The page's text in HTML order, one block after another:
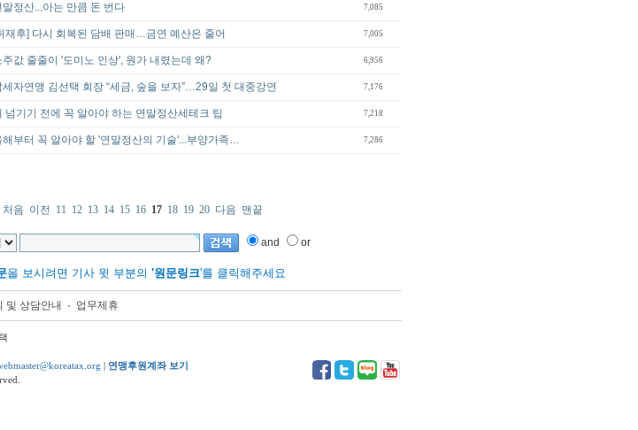
말정산...아는 만큼 돈 번다 7,085
재후] 다시 회복된 담배 판매…금연 예산은 줄어 7,005
주값 줄줄이 '도미노 인상', 원가 내렸는데 왜? 6,956
세자연맹 김선택 회장 “세금, 숲을 보자”…29일 첫 대중강연 7,176
넘기기 전에 꼭 알아야 하는 연말정산세테크 팁 7,218
해부터 꼭 알아야 할 '연말정산의 기술'...부양가족… 7,286
처음 이전 11 12 13 14 15 16 17 18 19 20 다음 맨끝
and or
을 보시려면 기사 윗 부분의 '원문링크'를 클릭해주세요
및 상담안내 업무제휴
| 연맹후원계좌 보기